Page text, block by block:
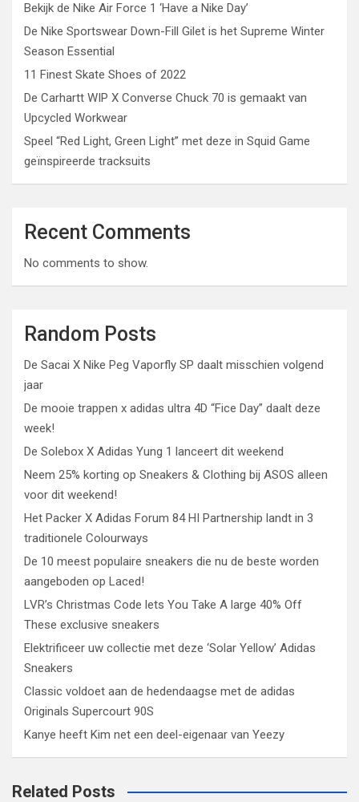
Bekijk de Nike Air Force 1 ‘Have a Nike Day’
De Nike Sportswear Down-Fill Gilet is het Supreme Winter
Season Essential
11 Finest Skate Shoes of 2022
De Carhartt WIP X Converse Chuck 70 is gemaakt van
Upcycled Workwear
Speel “Red Light, Green Light” met deze in Squid Game
geïnspireerde tracksuits
Recent Comments
No comments to show.
Random Posts
De Sacai X Nike Peg Vaporfly SP daalt misschien volgend
jaar
De mooie trappen x adidas ultra 4D “Fice Day” daalt deze
week!
De Solebox X Adidas Yung 1 lanceert dit weekend
Neem 25% korting op Sneakers & Clothing bij ASOS alleen
voor dit weekend!
Het Packer X Adidas Forum 84 HI Partnership landt in 3
traditionele Colourways
De 10 meest populaire sneakers die nu de beste worden
aangeboden op Laced!
LVR’s Christmas Code lets You Take A large 40% Off
These exclusive sneakers
Elektrificeer uw collectie met deze ‘Solar Yellow’ Adidas
Sneakers
Classic voldoet aan de hedendaagse met de adidas
Originals Supercourt 90S
Kanye heeft Kim net een deel-eigenaar van Yeezy
Related Posts